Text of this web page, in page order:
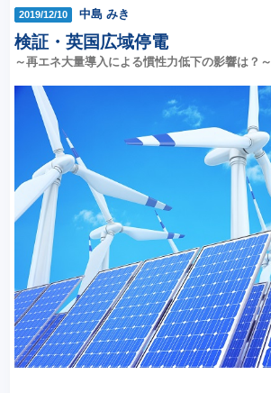
2019/12/10 中島 みき
検証・英国広域停電
～再エネ大量導入による慣性力低下の影響は？～